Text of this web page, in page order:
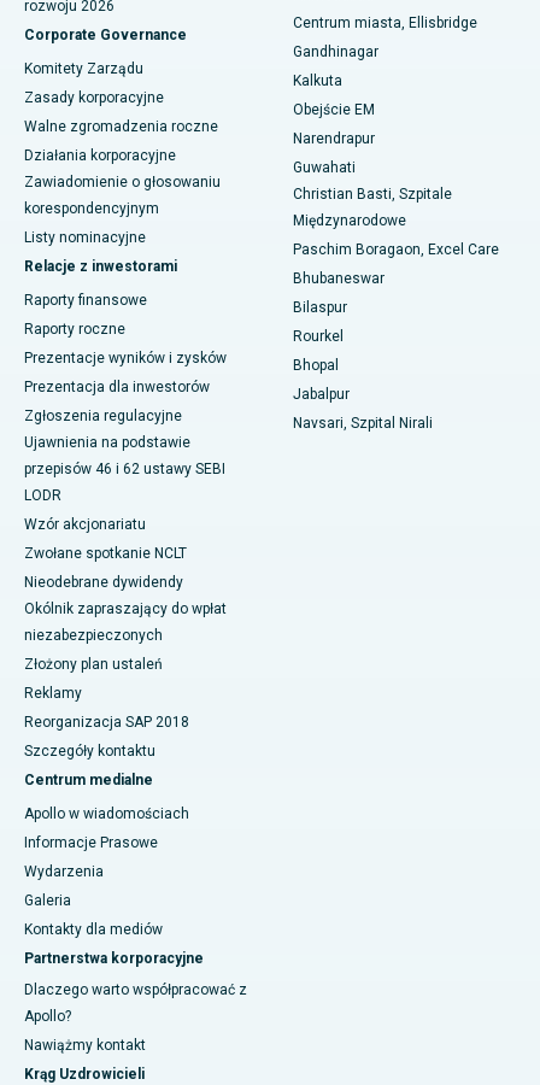
Najlepszy szpital w Arera Colony, Bhopal
Najlepszy szpital w Jayanagar, Bangalore
Najlepszy szpital w KK Nagar, Madurai
Najlepszy szpital w Ramji Nagar, Nellore
Najlepszy szpital w sektorze 19, Rourkela
Najlepszy szpital w Swargate, Pune
Najlepszy szpital onkologiczny dla kobiet w południowym Delhi
rozwoju 2026
Corporate Governance
Komitety Zarządu
Zasady korporacyjne
Walne zgromadzenia roczne
Działania korporacyjne
Zawiadomienie o głosowaniu
korespondencyjnym
Listy nominacyjne
Relacje z inwestorami
Raporty finansowe
Raporty roczne
Prezentacje wyników i zysków
Prezentacja dla inwestorów
Zgłoszenia regulacyjne
Ujawnienia na podstawie
przepisów 46 i 62 ustawy SEBI
LODR
Wzór akcjonariatu
Zwołane spotkanie NCLT
Nieodebrane dywidendy
Okólnik zapraszający do wpłat
niezabezpieczonych
Złożony plan ustaleń
Reklamy
Reorganizacja SAP 2018
Szczegóły kontaktu
Centrum medialne
Apollo w wiadomościach
Informacje Prasowe
Wydarzenia
Galeria
Kontakty dla mediów
Partnerstwa korporacyjne
Dlaczego warto współpracować z
Apollo?
Nawiążmy kontakt
Krąg Uzdrowicieli
Centrum miasta, Ellisbridge
Gandhinagar
Kalkuta
Obejście EM
Narendrapur
Guwahati
Christian Basti, Szpitale
Międzynarodowe
Paschim Boragaon, Excel Care
Bhubaneswar
Bilaspur
Rourkel
Bhopal
Jabalpur
Navsari, Szpital Nirali